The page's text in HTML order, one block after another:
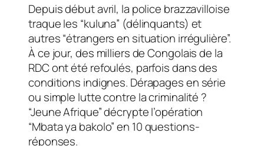
Depuis début avril, la police brazzavilloise
traque les “kuluna” (délinquants) et
autres “étrangers en situation irrégulière”.
À ce jour, des milliers de Congolais de la
RDC ont été refoulés, parfois dans des
conditions indignes. Dérapages en série
ou simple lutte contre la criminalité ?
“Jeune Afrique” décrypte l’opération
“Mbata ya bakolo” en 10 questions-
réponses.